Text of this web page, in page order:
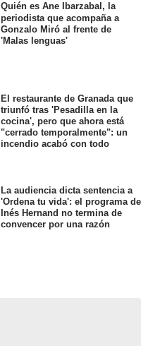
Quién es Ane Ibarzabal, la
periodista que acompaña a
Gonzalo Miró al frente de
'Malas lenguas'
El restaurante de Granada que
triunfó tras 'Pesadilla en la
cocina', pero que ahora está
"cerrado temporalmente": un
incendio acabó con todo
La audiencia dicta sentencia a
'Ordena tu vida': el programa de
Inés Hernand no termina de
convencer por una razón